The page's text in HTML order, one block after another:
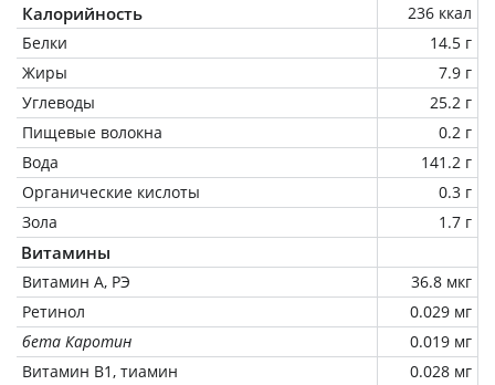
Калорийность
236 ккал
Белки
14.5 г
Жиры
7.9 г
Углеводы
25.2 г
Пищевые волокна
0.2 г
Вода
141.2 г
Органические кислоты
0.3 г
Зола
1.7 г
Витамины
Витамин А, РЭ
36.8 мкг
Ретинол
0.029 мг
бета Каротин
0.019 мг
Витамин В1, тиамин
0.028 мг